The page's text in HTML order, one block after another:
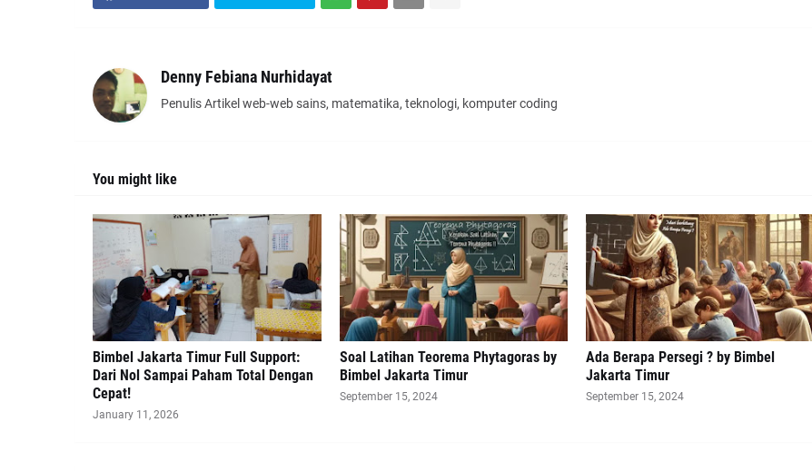
Denny Febiana Nurhidayat
Penulis Artikel web-web sains, matematika, teknologi, komputer coding
You might like
Bimbel Jakarta Timur Full Support:
Dari Nol Sampai Paham Total Dengan
Cepat!
January 11, 2026
Soal Latihan Teorema Phytagoras by
Bimbel Jakarta Timur
September 15, 2024
Ada Berapa Persegi ? by Bimbel
Jakarta Timur
September 15, 2024